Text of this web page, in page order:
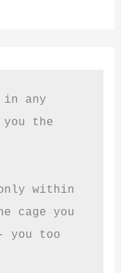
any
the
within
cage you
you too